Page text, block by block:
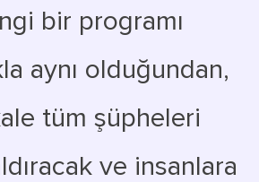
bir programı
aynı olduğundan,
tüm şüpheleri
ve insanlara